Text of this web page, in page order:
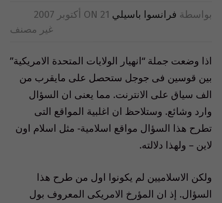
بواسطة فرانسوا باسيلي ON 21 أكتوبر 2007
غير مصنف
اذا وضعت جملة “انهيار الولايات المتحدة الامريكية”
بين قوسين فى جوجل ستحصل على مايقرب من
الف سياق على الانترنت. مما يعنى ان السؤال
وارد وشائع. وستلاحظ ان اغلبية المواقع التى
تطرح هذا السؤال مواقع اسلامية- مثل اسلام اون
لاين – ولهذا دلالته.
ولكن الاسلاميين لم يكونوا اول من طرح هذا
السؤال. إذ ان المؤرخ الامريكى المعروف بول